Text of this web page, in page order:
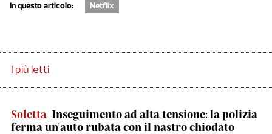
In questo articolo: Netflix
I più letti
Soletta Inseguimento ad alta tensione: la polizia
ferma un'auto rubata con il nastro chiodato